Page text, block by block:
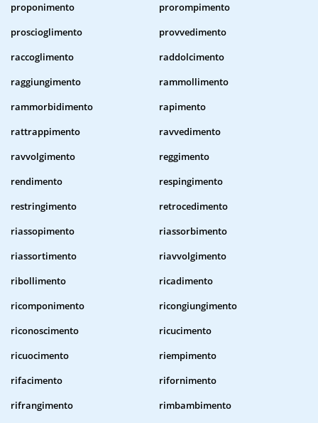
proponimento
prorompimento
proscioglimento
provvedimento
raccoglimento
raddolcimento
raggiungimento
rammollimento
rammorbidimento
rapimento
rattrappimento
ravvedimento
ravvolgimento
reggimento
rendimento
respingimento
restringimento
retrocedimento
riassopimento
riassorbimento
riassortimento
riavvolgimento
ribollimento
ricadimento
ricomponimento
ricongiungimento
riconoscimento
ricucimento
ricuocimento
riempimento
rifacimento
rifornimento
rifrangimento
rimbambimento